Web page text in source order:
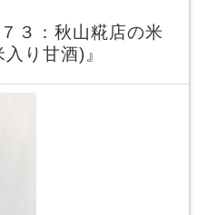
３：秋山糀店の米
り甘酒)』